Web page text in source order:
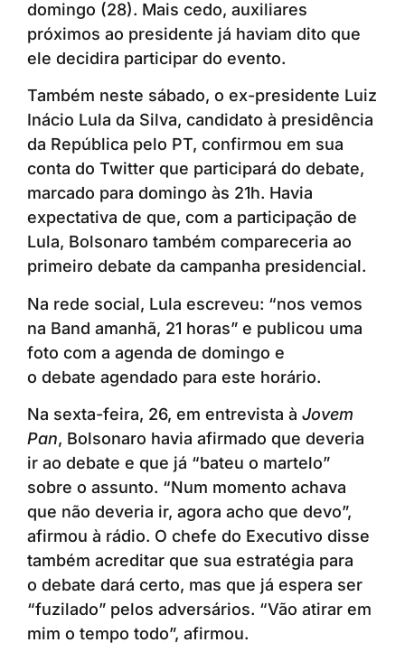
domingo (28). Mais cedo, auxiliares
próximos ao presidente já haviam dito que
ele decidira participar do evento.
Também neste sábado, o ex-presidente Luiz
Inácio Lula da Silva, candidato à presidência
da República pelo PT, confirmou em sua
conta do Twitter que participará do debate,
marcado para domingo às 21h. Havia
expectativa de que, com a participação de
Lula, Bolsonaro também compareceria ao
primeiro debate da campanha presidencial.
Na rede social, Lula escreveu: “nos vemos
na Band amanhã, 21 horas” e publicou uma
foto com a agenda de domingo e
o debate agendado para este horário.
Na sexta-feira, 26, em entrevista à Jovem
Pan, Bolsonaro havia afirmado que deveria
ir ao debate e que já “bateu o martelo”
sobre o assunto. “Num momento achava
que não deveria ir, agora acho que devo”,
afirmou à rádio. O chefe do Executivo disse
também acreditar que sua estratégia para
o debate dará certo, mas que já espera ser
“fuzilado” pelos adversários. “Vão atirar em
mim o tempo todo”, afirmou.